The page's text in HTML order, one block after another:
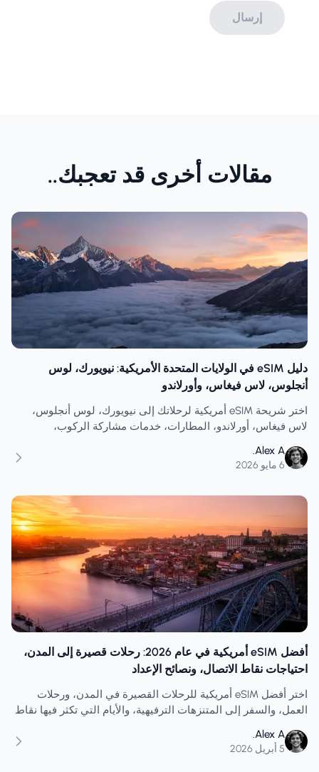
إرسال
مقالات أخرى قد تعجبك..
دليل eSIM في الولايات المتحدة الأمريكية: نيويورك، لوس
أنجلوس، لاس فيغاس، وأورلاندو
اختر شريحة eSIM أمريكية لرحلاتك إلى نيويورك، لوس أنجلوس،
لاس فيغاس، أورلاندو، المطارات، خدمات مشاركة الركوب،
الأمريكية متعددة المدن.
Alex A.
6 مايو 2026
أفضل eSIM أمريكية في عام 2026: رحلات قصيرة إلى المدن،
احتياجات نقاط الاتصال، ونصائح الإعداد
اختر أفضل eSIM أمريكية للرحلات القصيرة في المدن، ورحلات
العمل، والسفر إلى المتنزهات الترفيهية، والأيام التي تكثر فيها نقاط
Alex A.
5 أبريل 2026